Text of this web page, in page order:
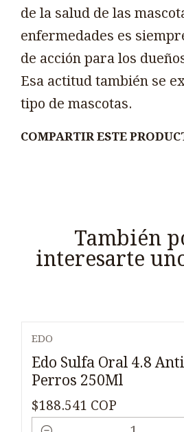
de la salud de las
enfermedades es
de acción para los
Esa actitud también se
tipo de mascotas.
COMPARTIR ESTE
También
interesarte
EDO
Edo Sulfa Oral 4.8
Perros 250Ml
$188.541 COP